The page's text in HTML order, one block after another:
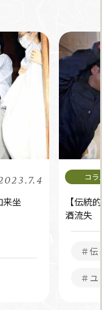
来坐
【伝統
酒流失
＃
＃